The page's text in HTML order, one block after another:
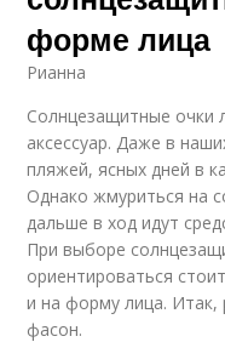
форме лица
Рианна
Солнцезащитные
аксессуар. Даже в
пляжей, ясных дней в
Однако жмуриться на
дальше в ход идут
При выборе
ориентироваться
и на форму лица. Итак,
фасон.